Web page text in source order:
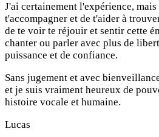
J'ai certainement l'expérience,
t'accompagner et de t'aider à
de te voir te réjouir et sentir cette
chanter ou parler avec plus de
puissance et de confiance.
Sans jugement et avec
et je suis vraiment heureux de
histoire vocale et humaine.
Lucas